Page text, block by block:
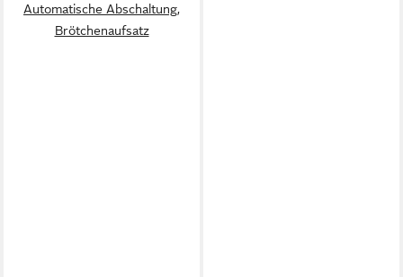
Automatische Abschaltung,
Brötchenaufsatz